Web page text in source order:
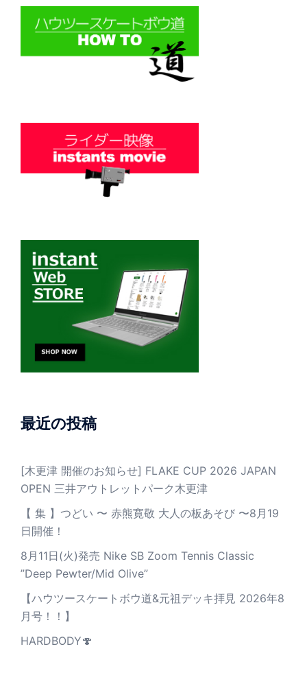
最近の投稿
[木更津 開催のお知らせ] FLAKE CUP 2026 JAPAN
OPEN 三井アウトレットパーク木更津
【 集 】つどい 〜 赤熊寛敬 大人の板あそび 〜8月19
日開催！
8月11日(火)発売 Nike SB Zoom Tennis Classic
”Deep Pewter/Mid Olive”
【ハウツースケートボウ道&元祖デッキ拝見 2026年8
月号！！】
HARDBODY🍄